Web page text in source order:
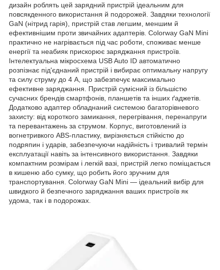
дизайн роблять цей зарядний пристрій ідеальним для
повсякденного використання й подорожей. Завдяки технології
GaN (нітрид гарія), пристрій став легшим, меншим й
ефективнішим проти звичайних адаптерів. Colorway GaN Mini
практично не нагрівається під час роботи, споживає менше
енергії та неабияк прискорює заряджання пристроїв.
Інтелектуальна мікросхема USB Auto ID автоматично
розпізнає під'єднаний пристрій і вибирає оптимальну напругу
та силу струму до 4 A, що забезпечує максимально
ефективне заряджання. Пристрій сумісний із більшістю
сучасних брендів смартфонів, планшетів та інших ґаджетів.
Додатково адаптер обладнаний системою багаторівневого
захисту: від короткого замикання, перегрівання, перенапруги
та перевантажень за струмом. Корпус, виготовлений із
вогнетривкого ABS-пластику, вирізняється стійкістю до
подряпин і ударів, забезпечуючи надійність і тривалий термін
експлуатації навіть за інтенсивного використання. Завдяки
компактним розмірам і легкій вазі, пристрій легко поміщається
в кишеню або сумку, що робить його зручним для
транспортування. Colorway GaN Mini — ідеальний вибір для
швидкого й безпечного заряджання ваших пристроїв як
удома, так і в подорожах.